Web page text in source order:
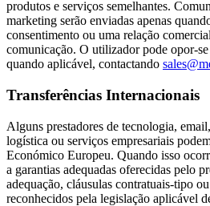
produtos e serviços semelhantes.
marketing serão enviadas apenas
consentimento ou uma relação
comunicação. O utilizador pode opor-
quando aplicável, contactando
Transferências Internacionais
Alguns prestadores de tecnologia,
logística ou serviços empresariais
Económico Europeu. Quando isso
a garantias adequadas oferecidas pelo
adequação, cláusulas contratuais-tipo
reconhecidos pela legislação aplicável